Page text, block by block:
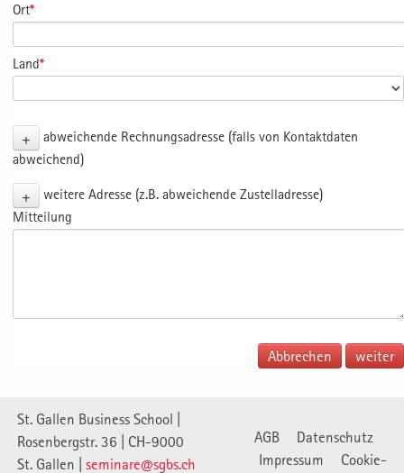
Ort*
Land*
+
abweichende Rechnungsadresse (falls von Kontaktdaten
abweichend)
+
weitere Adresse (z.B. abweichende Zustelladresse)
Mitteilung
Abbrechen
St. Gallen Business School |
Rosenbergstr. 36 | CH-9000
St. Gallen | seminare@sgbs.ch
AGB
Datenschutz
Impressum
Cookie-